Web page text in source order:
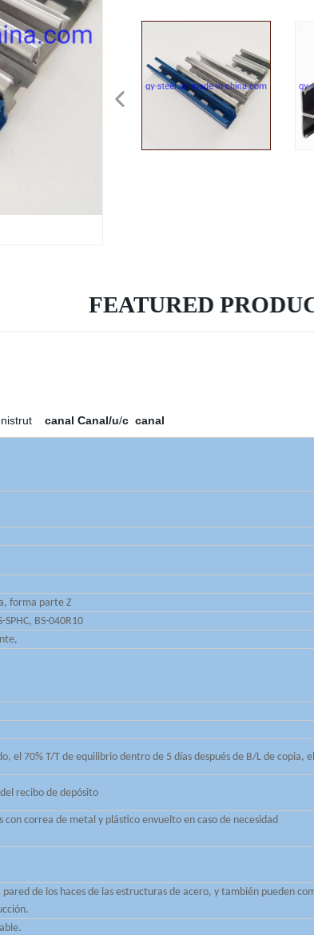
FEATURED
canal Canal/u/c canal
forma parte Z
SPHC, BS-040R10
el 70% T/T de equilibrio dentro de 5 días después de B/L de copia,
recibo de depósito
con correa de metal y plástico envuelto en caso de necesidad
de los haces de las estructuras de acero, y también pueden